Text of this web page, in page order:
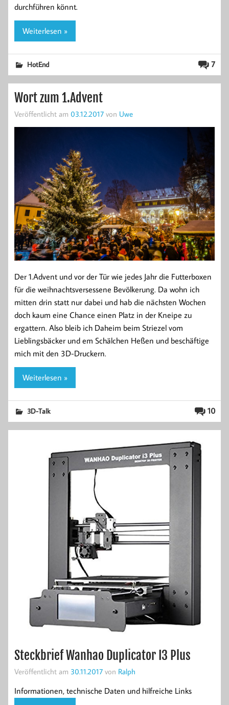
durchführen könnt.
Weiterlesen »
7
HotEnd
Wort zum 1.Advent
Veröffentlicht am 03.12.2017 von Uwe
Der 1.Advent und vor der Tür wie jedes Jahr die Futterboxen
für die weihnachtsversessene Bevölkerung. Da wohn ich
mitten drin statt nur dabei und hab die nächsten Wochen
doch kaum eine Chance einen Platz in der Kneipe zu
ergattern. Also bleib ich Daheim beim Striezel vom
Lieblingsbäcker und em Schälchen Heßen und beschäftige
mich mit den 3D-Druckern.
Weiterlesen »
10
3D-Talk
Steckbrief Wanhao Duplicator I3 Plus
Veröffentlicht am 30.11.2017 von Ralph
Informationen, technische Daten und hilfreiche Links